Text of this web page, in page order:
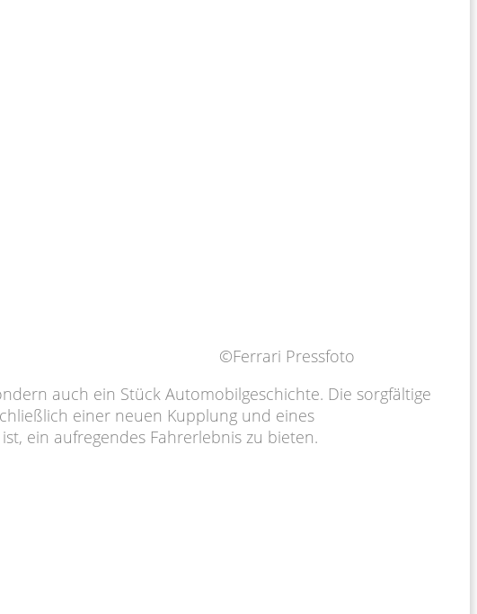
©Ferrari Pressfoto
auch ein Stück Automobilgeschichte. Die sorgfältige
einer neuen Kupplung und eines
ein aufregendes Fahrerlebnis zu bieten.